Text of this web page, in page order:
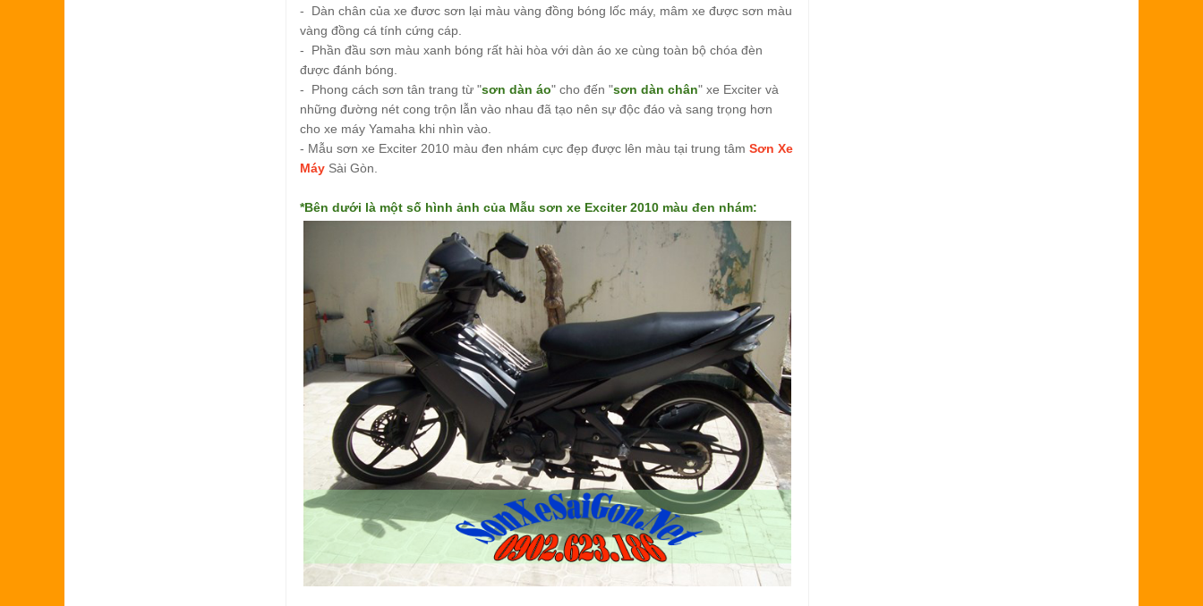
- Dàn chân của xe đươc sơn lại màu vàng đồng bóng lốc máy, mâm xe được sơn màu
vàng đồng cá tính cứng cáp.
- Phần đầu sơn màu xanh bóng rất hài hòa với dàn áo xe cùng toàn bộ chóa đèn
được đánh bóng.
- Phong cách sơn tân trang từ "sơn dàn áo" cho đến "sơn dàn chân" xe Exciter và
những đường nét cong trộn lẫn vào nhau đã tạo nên sự độc đáo và sang trọng hơn
cho xe máy Yamaha khi nhìn vào.
- Mẫu sơn xe Exciter 2010 màu đen nhám cực đẹp được lên màu tại trung tâmSơn Xe
Máy Sài Gòn.
*Bên dưới là một số hình ảnh của Mẫu sơn xe Exciter 2010 màu đen nhám: